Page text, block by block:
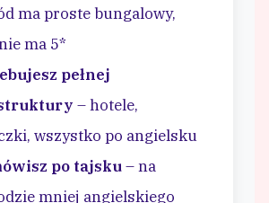
ma proste bungalowy,
ma 5*
pełnej
– hotele,
wszystko po angielsku
po tajsku– na
mniej angielskiego